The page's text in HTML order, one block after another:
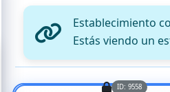
Establecimiento
Estás viendo un
ID: 9558